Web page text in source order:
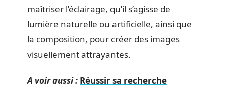
maîtriser l’éclairage, qu’il s’agisse de
lumière naturelle ou artificielle, ainsi que
la composition, pour créer des images
visuellement attrayantes.
A voir aussi : Réussir sa recherche